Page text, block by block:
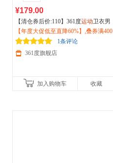
¥179.00
【清仓券后价:110】361度运动卫衣男
2026秋冬季新款长袖套头宽松休闲上
衣652539827
【年度大促低至直降60%】,叠券满400
减150/600减230,立即抢购！
1条评论
361度旗舰店
加入购物车 收藏